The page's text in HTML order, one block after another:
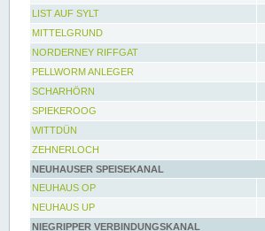
LIST AUF SYLT
MITTELGRUND
NORDERNEY RIFFGAT
PELLWORM ANLEGER
SCHARHÖRN
SPIEKEROOG
WITTDÜN
ZEHNERLOCH
NEUHAUSER SPEISEKANAL
NEUHAUS OP
NEUHAUS UP
NIEGRIPPER VERBINDUNGSKANAL